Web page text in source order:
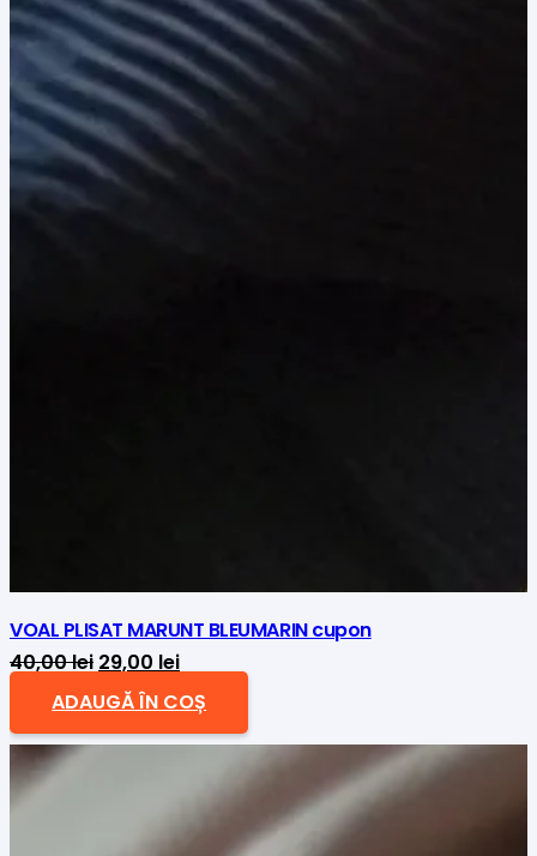
VOAL PLISAT MARUNT BLEUMARIN cupon
40,00lei Prețul
inițial
a
29,00 leiPrețul
curent
este:
29,00 lei.
ADAUGĂ ÎN COȘ